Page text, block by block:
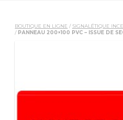
BOUTIQUE EN LIGNE / SIGNALÉTIQUE
/ PANNEAU 200×100 PVC – ISSUE DE